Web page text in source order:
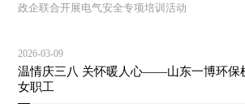
政企联合开展电气安全专项培训活动
2026-03-09
温情庆三八 关怀暖人心——山东一博环保
女职工